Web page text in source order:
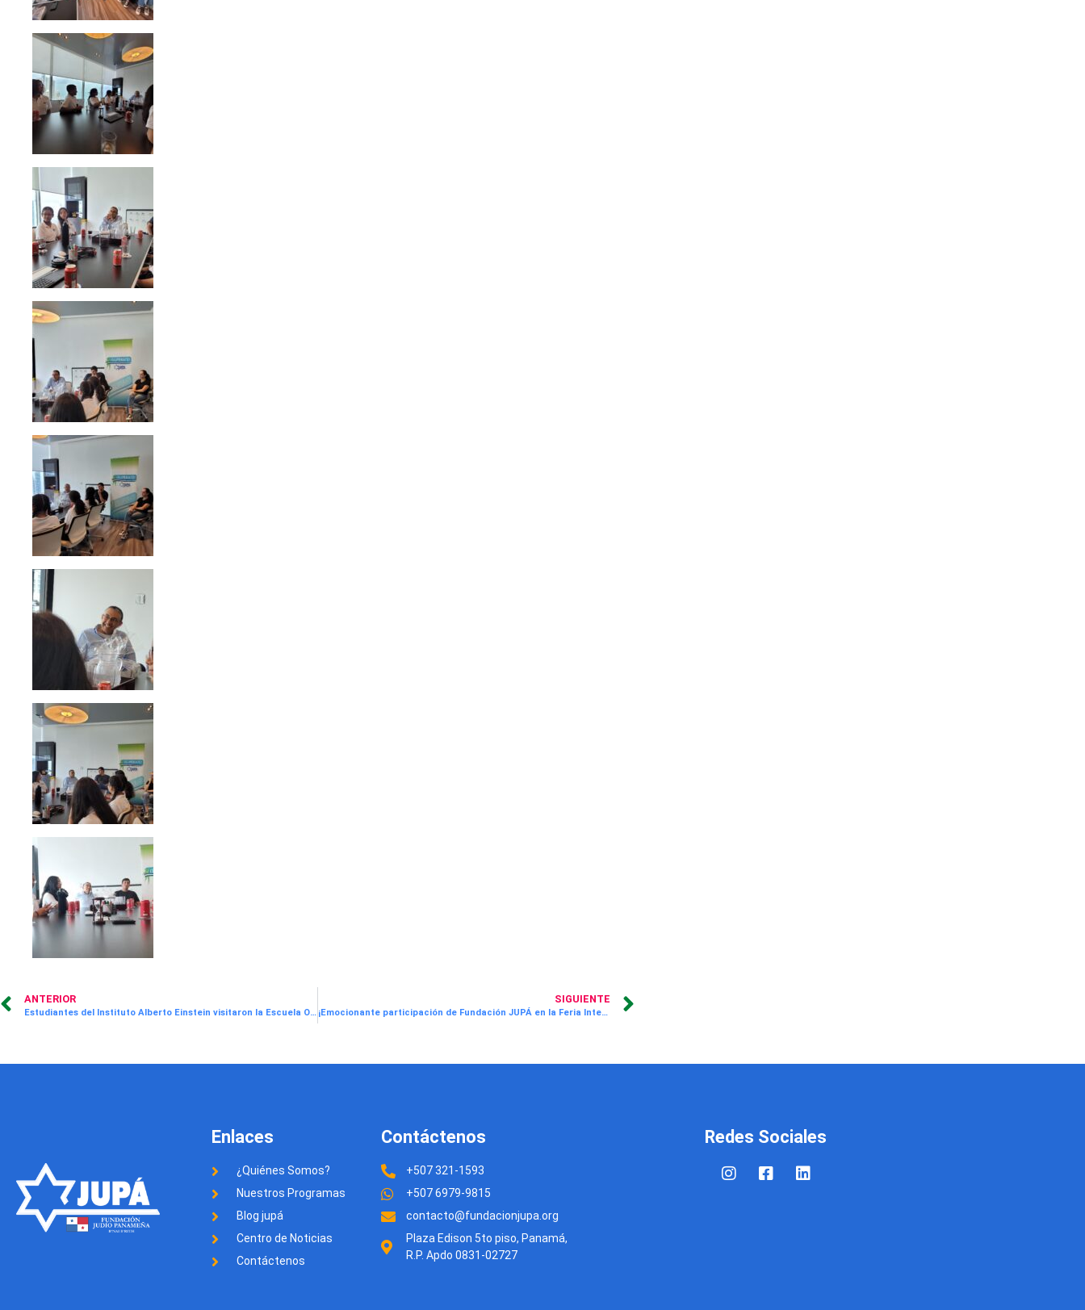
ANTERIOR
Estudiantes del Instituto Alberto Einstein visitaron la Escuela Octavio M. Pereira donde realizaron una hermosa labor
SIGUIENTE
¡Emocionante participación de Fundación JUPÁ en la Feria Internacional del Libro! Más de 250 docentes se sumergieron en sesiones transformadoras
Enlaces
¿Quiénes Somos?
Nuestros Programas
Blog jupá
Centro de Noticias
Contáctenos
Contáctenos
+507 321-1593
+507 6979-9815
contacto@fundacionjupa.org
Plaza Edison 5to piso, Panamá,
R.P. Apdo 0831-02727
Redes Sociales